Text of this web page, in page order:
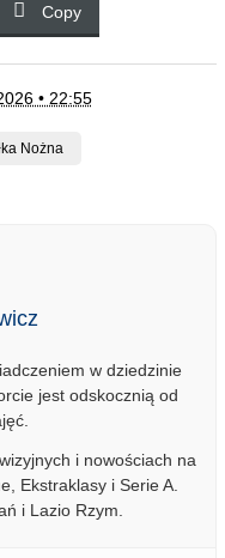
Copy
• 22:55
Nożna
w dziedzinie
jest odskocznią od
i nowościach na
Ekstraklasy i Serie A.
i Lazio Rzym.